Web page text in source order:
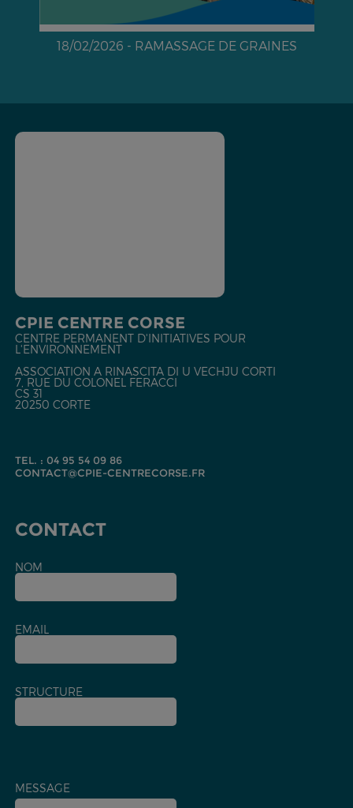
18/02/2026 - RAMASSAGE DE GRAINES
CPIE CENTRE CORSE
CENTRE PERMANENT D'INITIATIVES POUR
L'ENVIRONNEMENT
ASSOCIATION A RINASCITA DI U VECHJU CORTI
7, RUE DU COLONEL FERACCI
CS 31
20250 CORTE
TEL. : 04 95 54 09 86
CONTACT@CPIE-CENTRECORSE.FR
CONTACT
NOM
EMAIL
STRUCTURE
MESSAGE